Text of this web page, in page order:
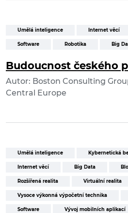
Umělá inteligence Internet věcí
Software Robotika Big
Budoucnost českého
Autor: Boston Consulting
Central Europe
Umělá inteligence Kybernetická
Internet věcí Big Data
Rozšířená realita Virtuální realita
Vysoce výkonná výpočetní technika
Software Vývoj mobilních aplikací